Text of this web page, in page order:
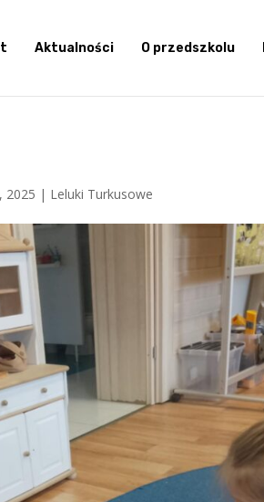
Aktualności O przedszkolu
2025 | Leluki Turkusowe